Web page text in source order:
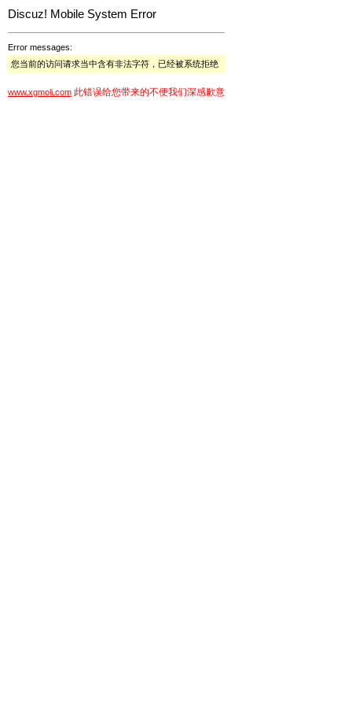
Discuz! Mobile System Error
Error messages:
您当前的访问请求当中含有非法字符，已经被系统拒绝
www.xgmoli.com 此错误给您带来的不便我们深感歉意